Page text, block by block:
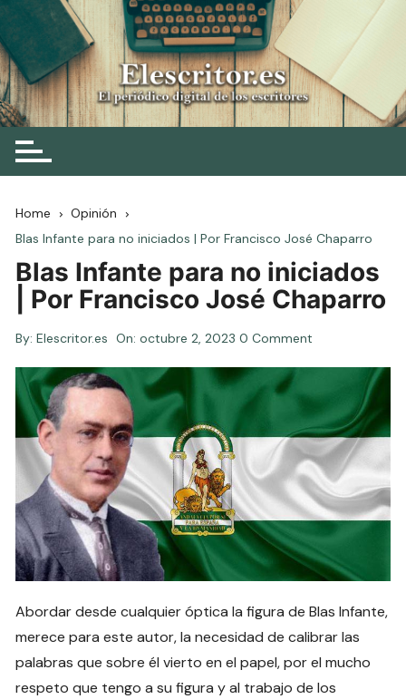
Skip
to
content
Elescritor.es
El periódico digital de los escritores
Home
Opinión
Blas Infante para no iniciados | Por Francisco José Chaparro
Blas Infante para no iniciados
| Por Francisco José Chaparro
By: Elescritor.es On:octubre 2, 2023 0 Comment
Abordar desde cualquier óptica la figura de Blas Infante,
merece para este autor, la necesidad de calibrar las
palabras que sobre él vierto en el papel, por el mucho
respeto que tengo a su figura y al trabajo de los